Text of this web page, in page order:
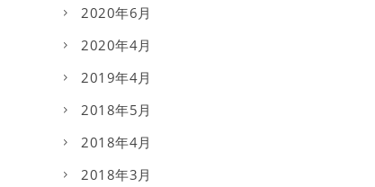
2020年6月
2020年4月
2019年4月
2018年5月
2018年4月
2018年3月